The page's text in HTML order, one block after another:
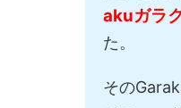
akuガラク
た。
その